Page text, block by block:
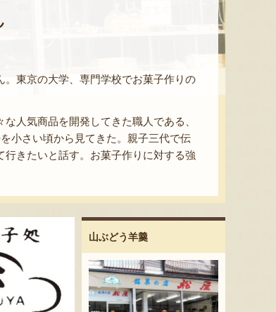
東京の大学、専門学校でお菓子作りの
人気商品を開発してきた職人である、
小さい頃から見てきた。親子三代で伝
きたいと話す。お菓子作りに対する強
山ぶどう羊羹